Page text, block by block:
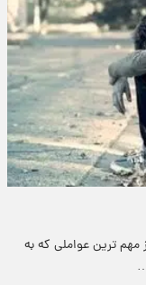
مهم ترین عواملی که به